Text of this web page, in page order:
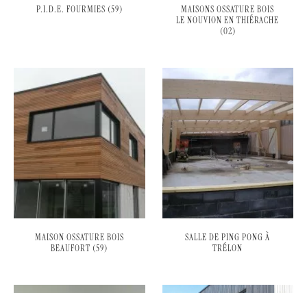
P.I.D.E. FOURMIES (59)
MAISONS OSSATURE BOIS
LE NOUVION EN THIÉRACHE
(02)
MAISON OSSATURE BOIS
BEAUFORT (59)
SALLE DE PING PONG À
TRÉLON